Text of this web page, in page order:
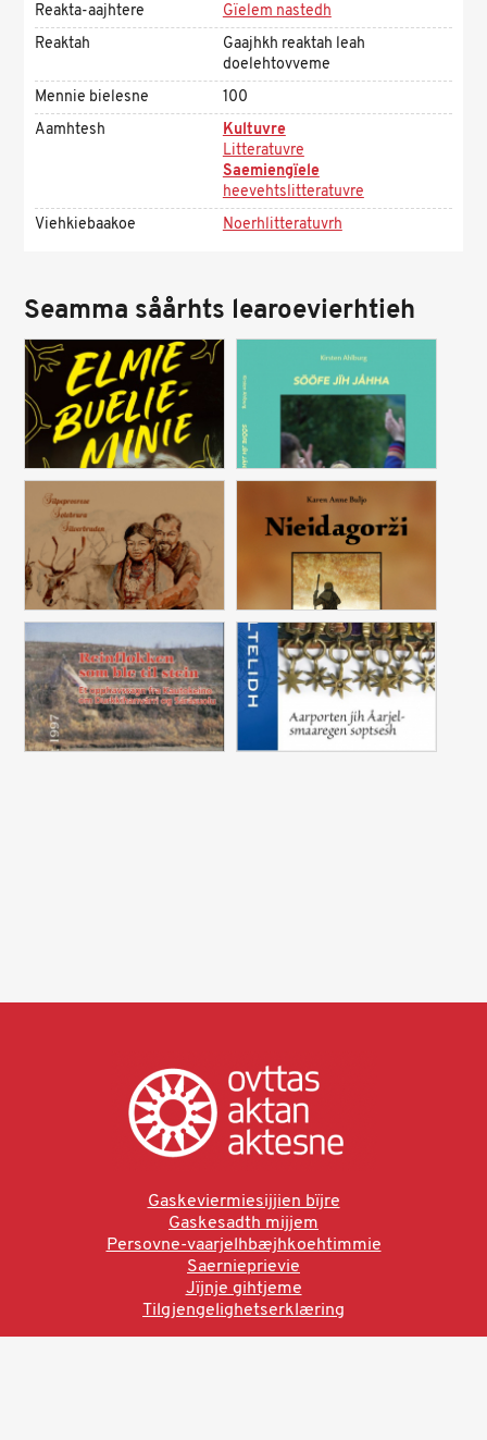
Reakta-aajhtere
Gïelem nastedh
Reaktah
Gaajhkh reaktah leah
doelehtovveme
Mennie bielesne
100
Aamhtesh
Kultuvre
Litteratuvre
Saemiengïele
heevehtslitteratuvre
Viehkiebaakoe
Noerhlitteratuvrh
Seamma såårhts learoevierhtieh
Gaskeviermiesijjien bïjre
Gaskesadth mijjem
Persovne-vaarjelhbæjhkoehtimmie
Saernieprievie
Jïjnje gihtjeme
Tilgjengelighetserklæring